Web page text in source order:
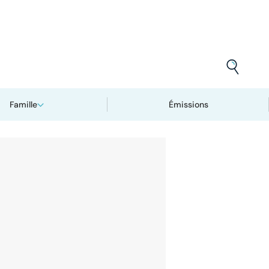
Famille Émissions